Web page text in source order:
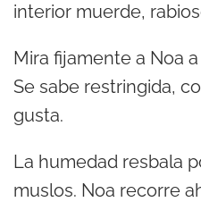
interior muerde,
Mira fijamente a Noa
Se sabe restringida,
gusta.
La humedad resbala
muslos. Noa recorre